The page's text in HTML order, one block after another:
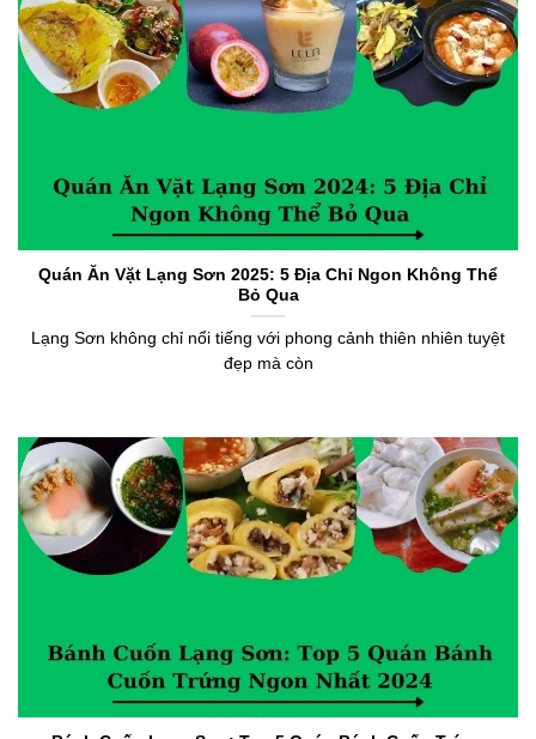
Quán Ăn Vặt Lạng Sơn 2025: 5 Địa Chỉ Ngon Không Thể
Bỏ Qua
Lạng Sơn không chỉ nổi tiếng với phong cảnh thiên nhiên tuyệt
đẹp mà còn